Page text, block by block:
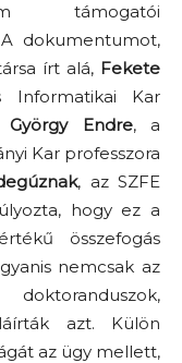
támogatói
dokumentumot,
írt alá, Fekete
Informatikai Kar
György Endre, a
Kar professzora
, az SZFE
hogy ez a
összefogás
nemcsak az
azt. Külön
az ügy mellett,